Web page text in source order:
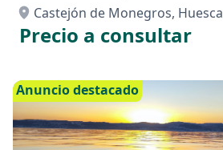
Castejón de Monegros, Huesca
Precio a consultar
Anuncio destacado